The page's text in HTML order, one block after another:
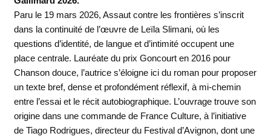
Paru le 19 mars 2026, Assaut contre les frontières s’inscrit
dans la continuité de l’œuvre de Leïla Slimani, où les
questions d’identité, de langue et d’intimité occupent une
place centrale. Lauréate du prix Goncourt en 2016 pour
Chanson douce, l’autrice s’éloigne ici du roman pour proposer
un texte bref, dense et profondément réflexif, à mi-chemin
entre l’essai et le récit autobiographique. L’ouvrage trouve son
origine dans une commande de France Culture, à l’initiative
de Tiago Rodrigues, directeur du Festival d’Avignon, dont une